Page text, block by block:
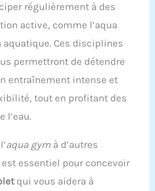
régulièrement à des
active, comme l’aqua
Ces disciplines
permettront de détendre
entraînement intense et
tout en profitant des
l’eau.
aqua gym à d’autres
est essentiel pour concevoir
qui vous aidera à